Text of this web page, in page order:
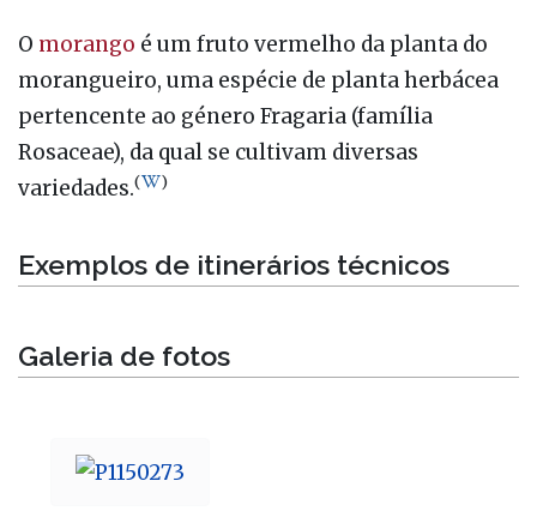
O morango é um fruto vermelho da planta do
morangueiro, uma espécie de planta herbácea
pertencente ao género Fragaria (família
Rosaceae), da qual se cultivam diversas
variedades.( )
Exemplos de itinerários técnicos
Galeria de fotos